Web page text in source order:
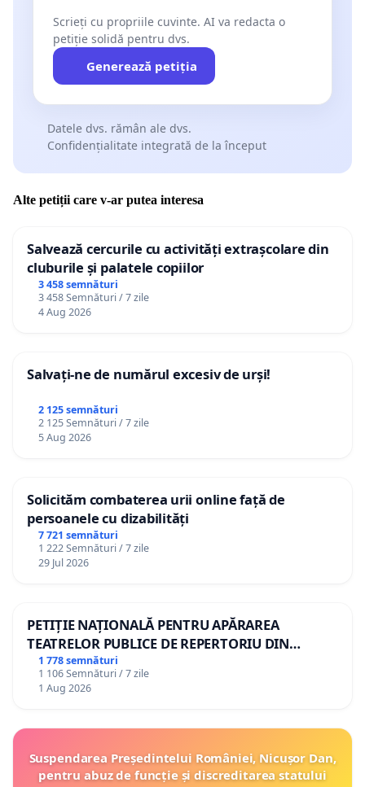
Scrieți cu propriile cuvinte. AI va redacta o
petiție solidă pentru dvs.
Generează petiția
Datele dvs. rămân ale dvs.
Confidențialitate integrată de la început
Alte petiții care v-ar putea interesa
Salvează cercurile cu activități extrașcolare din
cluburile și palatele copiilor
3 458 semnături
3 458 Semnături / 7 zile
4 Aug 2026
Salvați-ne de numărul excesiv de urși!
2 125 semnături
2 125 Semnături / 7 zile
5 Aug 2026
Solicităm combaterea urii online față de
persoanele cu dizabilități
7 721 semnături
1 222 Semnături / 7 zile
29 Jul 2026
PETIȚIE NAȚIONALĂ PENTRU APĂRAREA
TEATRELOR PUBLICE DE REPERTORIU DIN
ROMÂNIA
1 778 semnături
1 106 Semnături / 7 zile
1 Aug 2026
Suspendarea Președintelui României, Nicușor Dan,
pentru abuz de funcție și discreditarea statului